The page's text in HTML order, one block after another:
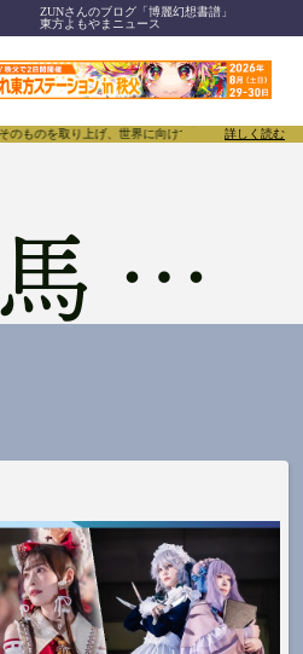
ZUNさんのブログ「博麗幻想書譜」
東方よもやまニュース
のを取り上げ、世界に向けて誇らしく発信する
詳しく読む
介